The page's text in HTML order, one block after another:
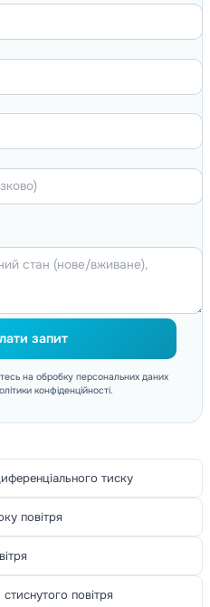
запит
на обробку персональних даних
конфіденційності.
тиску
повітря
повітря